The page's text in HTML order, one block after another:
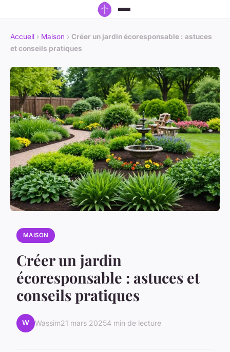
Accueil › Maison › Créer un jardin écoresponsable : astuces
et conseils pratiques
MAISON
Créer un jardin
écoresponsable : astuces et
conseils pratiques
W Wassim21 mars 20254 min de lecture